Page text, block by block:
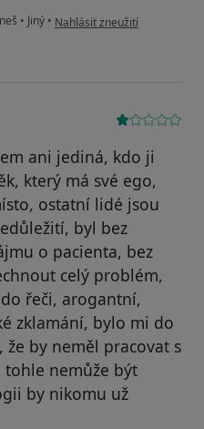
• Jiný • podle názoru uživatele
Nahlásit zneužití
ani jediná, kdo ji
který má své ego,
ostatní lidé jsou
byl bez
o pacienta, bez
celý problém,
řeči, arogantní,
zklamání, bylo mi do
že by neměl pracovat s
nemůže být
by nikomu už